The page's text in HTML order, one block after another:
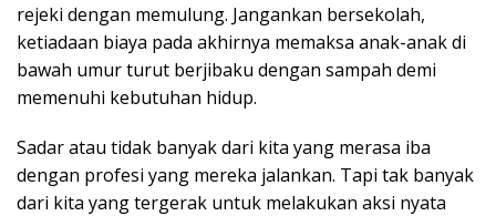
rejeki dengan memulung. Jangankan bersekolah,
ketiadaan biaya pada akhirnya memaksa anak-anak di
bawah umur turut berjibaku dengan sampah demi
memenuhi kebutuhan hidup.
Sadar atau tidak banyak dari kita yang merasa iba
dengan profesi yang mereka jalankan. Tapi tak banyak
dari kita yang tergerak untuk melakukan aksi nyata